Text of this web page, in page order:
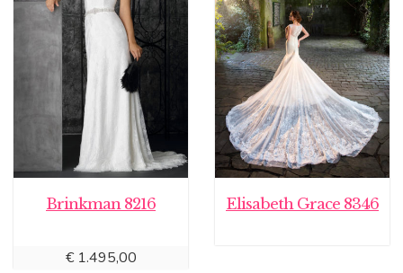
Brinkman 8216
€1.495,00
Elisabeth Grace 8346